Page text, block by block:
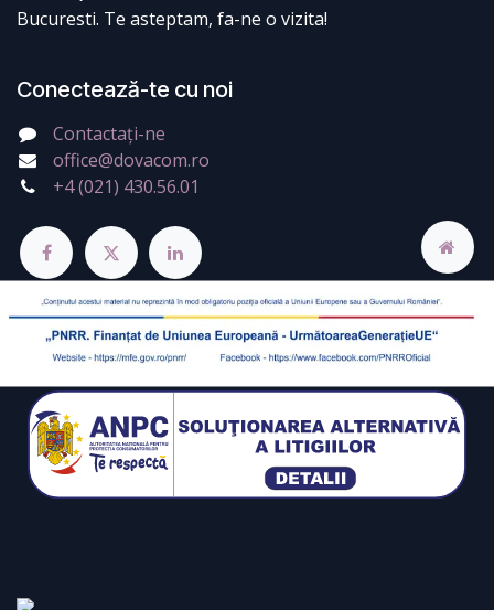
Bucuresti. Te asteptam, fa-ne o vizita!
Conectează-te cu noi
Contactați-ne
office@dovacom.ro
+4 (021) 430.56.01